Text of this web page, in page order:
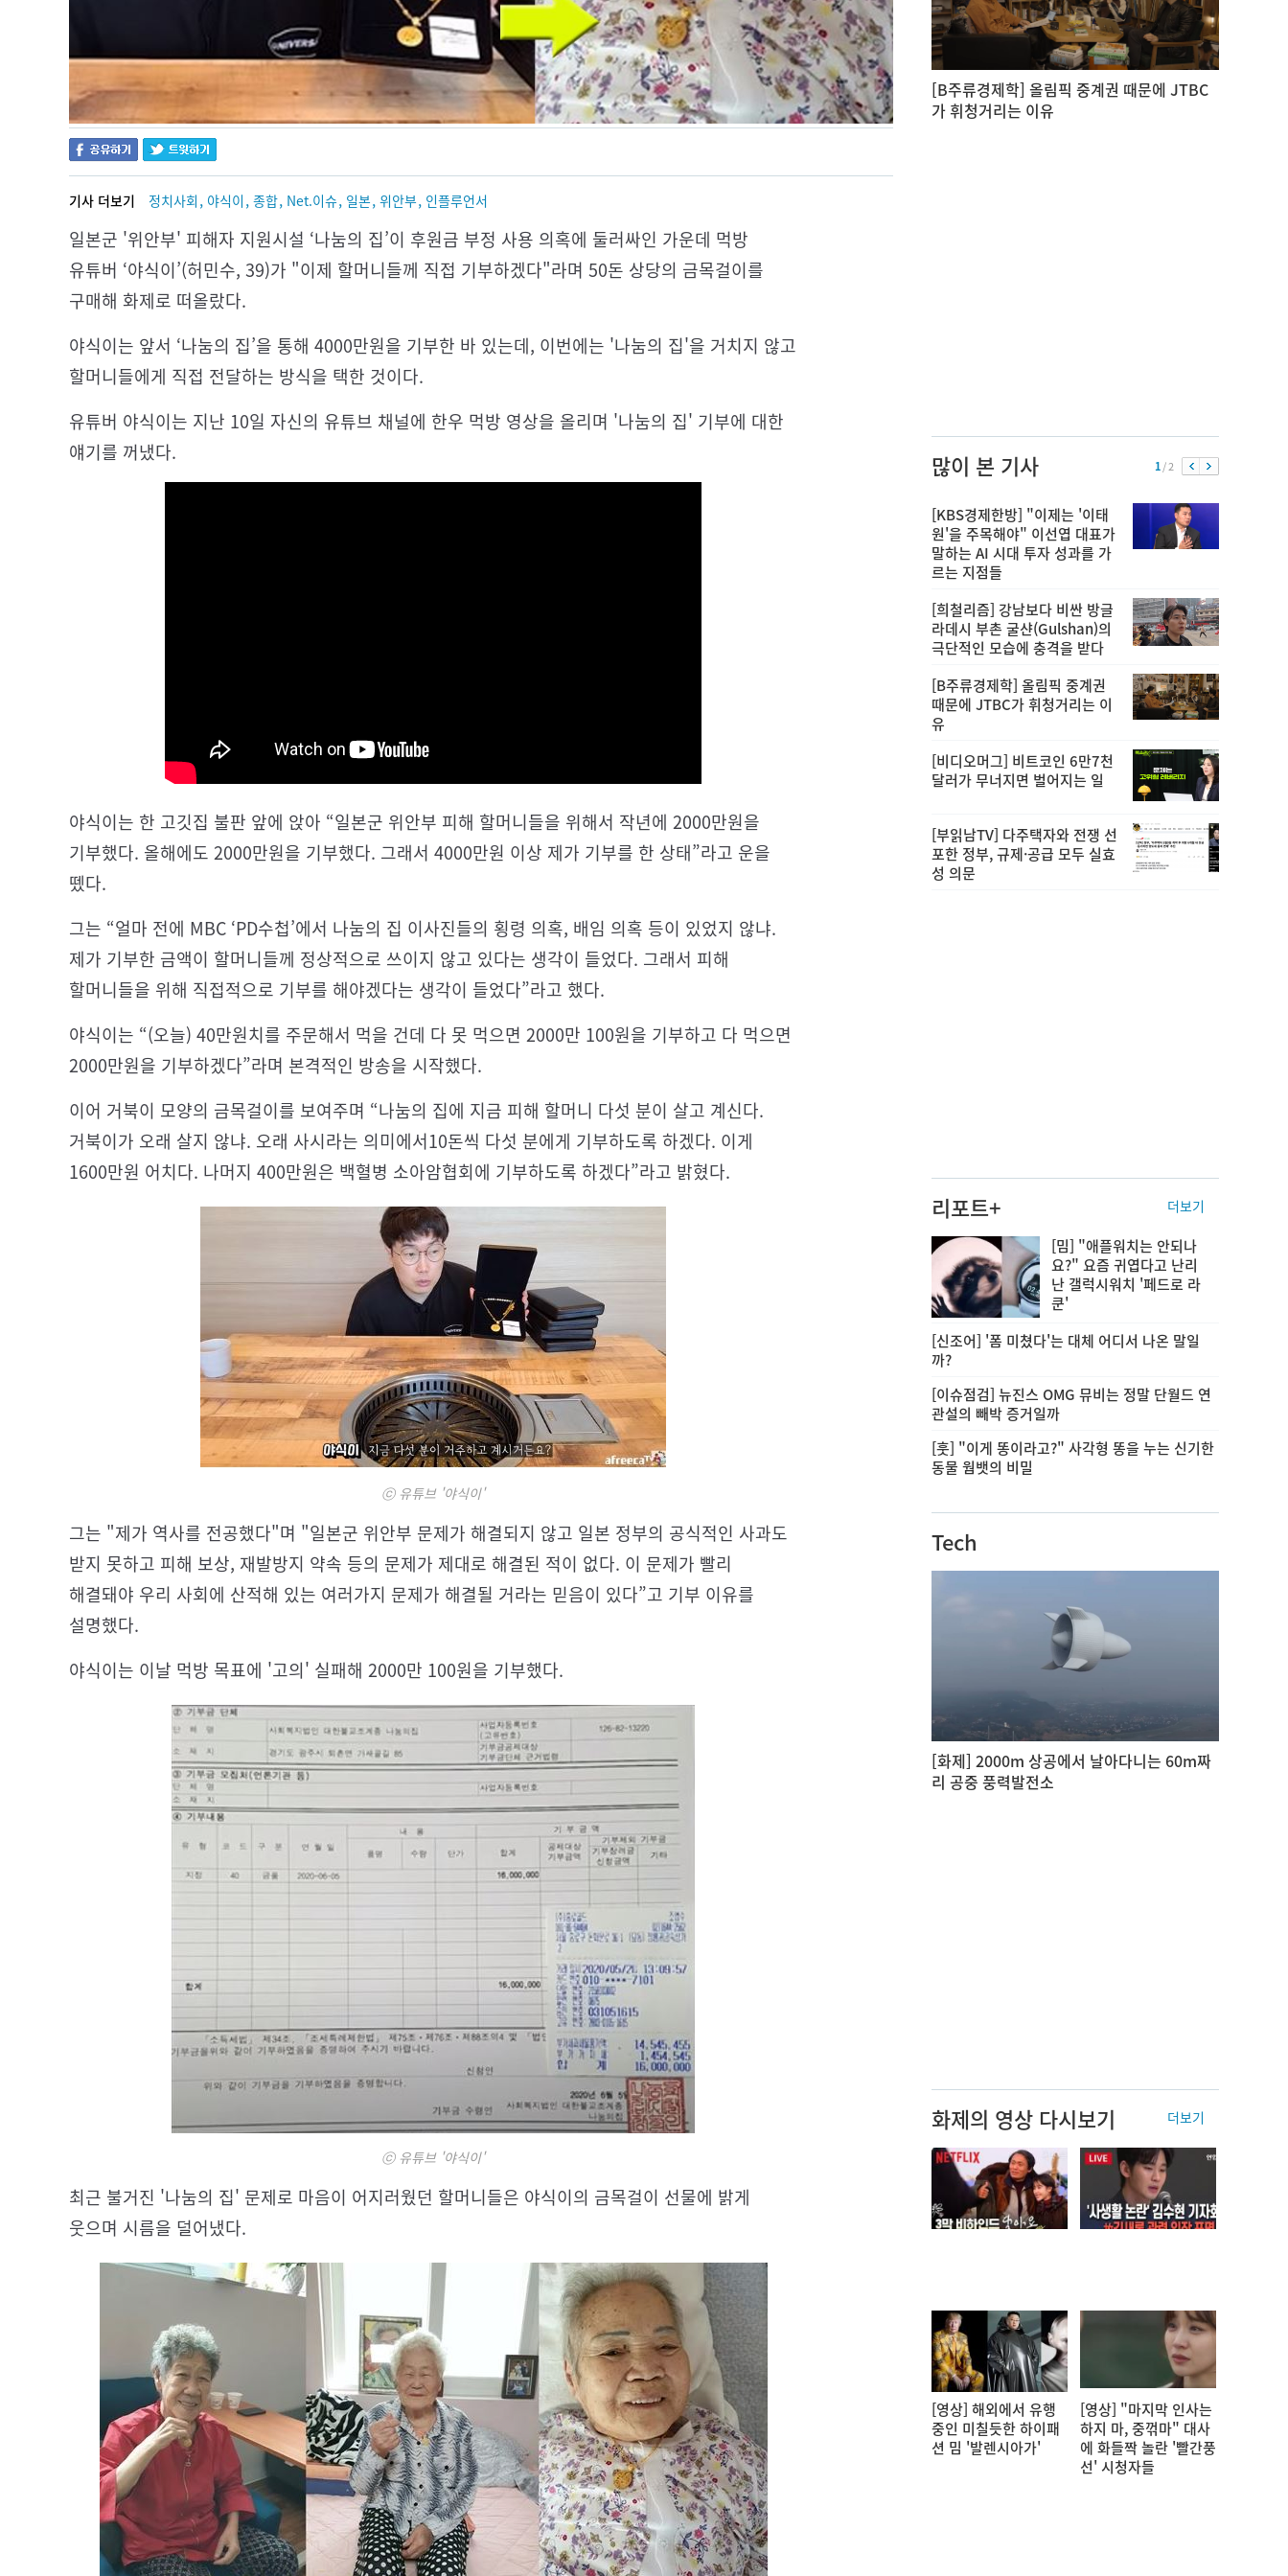
기사 더보기 정치사회, 야식이, 종합, Net.이슈, 일본, 위안부, 인플루언서
일본군 '위안부' 피해자 지원시설 ‘나눔의 집’이 후원금 부정 사용 의혹에 둘러싸인 가운데 먹방
유튜버 ‘야식이’(허민수, 39)가 "이제 할머니들께 직접 기부하겠다"라며 50돈 상당의 금목걸이를
구매해 화제로 떠올랐다.
야식이는 앞서 ‘나눔의 집’을 통해 4000만원을 기부한 바 있는데, 이번에는 '나눔의 집'을 거치지 않고
할머니들에게 직접 전달하는 방식을 택한 것이다.
유튜버 야식이는 지난 10일 자신의 유튜브 채널에 한우 먹방 영상을 올리며 '나눔의 집' 기부에 대한
얘기를 꺼냈다.
야식이는 한 고깃집 불판 앞에 앉아 “일본군 위안부 피해 할머니들을 위해서 작년에 2000만원을
기부했다. 올해에도 2000만원을 기부했다. 그래서 4000만원 이상 제가 기부를 한 상태”라고 운을
뗐다.
그는 “얼마 전에 MBC ‘PD수첩’에서 나눔의 집 이사진들의 횡령 의혹, 배임 의혹 등이 있었지 않냐.
제가 기부한 금액이 할머니들께 정상적으로 쓰이지 않고 있다는 생각이 들었다. 그래서 피해
할머니들을 위해 직접적으로 기부를 해야겠다는 생각이 들었다”라고 했다.
야식이는 “(오늘) 40만원치를 주문해서 먹을 건데 다 못 먹으면 2000만 100원을 기부하고 다 먹으면
2000만원을 기부하겠다”라며 본격적인 방송을 시작했다.
이어 거북이 모양의 금목걸이를 보여주며 “나눔의 집에 지금 피해 할머니 다섯 분이 살고 계신다.
거북이가 오래 살지 않냐. 오래 사시라는 의미에서10돈씩 다섯 분에게 기부하도록 하겠다. 이게
1600만원 어치다. 나머지 400만원은 백혈병 소아암협회에 기부하도록 하겠다”라고 밝혔다.
ⓒ 유튜브 '야식이'
그는 "제가 역사를 전공했다"며 "일본군 위안부 문제가 해결되지 않고 일본 정부의 공식적인 사과도
받지 못하고 피해 보상, 재발방지 약속 등의 문제가 제대로 해결된 적이 없다. 이 문제가 빨리
해결돼야 우리 사회에 산적해 있는 여러가지 문제가 해결될 거라는 믿음이 있다”고 기부 이유를
설명했다.
야식이는 이날 먹방 목표에 '고의' 실패해 2000만 100원을 기부했다.
ⓒ 유튜브 '야식이'
최근 불거진 '나눔의 집' 문제로 마음이 어지러웠던 할머니들은 야식이의 금목걸이 선물에 밝게
웃으며 시름을 덜어냈다.
[B주류경제학] 올림픽 중계권 때문에 JTBC
가 휘청거리는 이유
많이 본 기사 1/ 2
[KBS경제한방] "이제는 '이태
원'을 주목해야" 이선엽 대표가
말하는 AI 시대 투자 성과를 가
르는 지점들
[희철리즘] 강남보다 비싼 방글
라데시 부촌 굴샨(Gulshan)의
극단적인 모습에 충격을 받다
[B주류경제학] 올림픽 중계권
때문에 JTBC가 휘청거리는 이
유
[비디오머그] 비트코인 6만7천
달러가 무너지면 벌어지는 일
[부읽남TV] 다주택자와 전쟁 선
포한 정부, 규제·공급 모두 실효
성 의문
리포트+ 더보기
[밈] "애플워치는 안되나
요?" 요즘 귀엽다고 난리
난 갤럭시워치 '페드로 라
쿤'
[신조어] '폼 미쳤다'는 대체 어디서 나온 말일
까?
[이슈점검] 뉴진스 OMG 뮤비는 정말 단월드 연
관설의 빼박 증거일까
[훗] "이게 똥이라고?" 사각형 똥을 누는 신기한
동물 웜뱃의 비밀
Tech
[화제] 2000m 상공에서 날아다니는 60m짜
리 공중 풍력발전소
화제의 영상 다시보기 더보기
[영상] 해외에서 유행
중인 미칠듯한 하이패
션 밈 '발렌시아가'
[영상] "마지막 인사는
하지 마, 중꺾마" 대사
에 화들짝 놀란 '빨간풍
선' 시청자들